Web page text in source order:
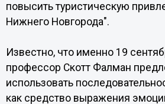
повысить туристическую
Нижнего Новгорода".
Известно, что именно 19
профессор Скотт Фалман
использовать
как средство выражения